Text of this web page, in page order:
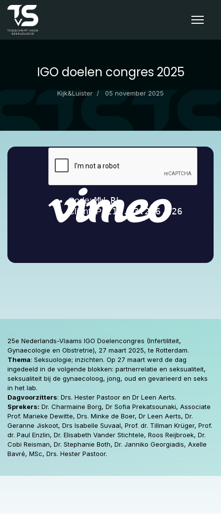
IGO doelen congres 2025
Kijk&Luister 05 november 2025
25e Nederlands-Vlaams IGO Doelencongres (Infertiliteit,
Gynaecologie en Obstretrie), 27 maart 2025, te Rotterdam.
Thema: Seksuologie; inzichten. Op 27 maart werd de dag
ingedeeld in de volgende blokken: partnerrelatie en seksualiteit,
seksualiteit bij de gynaecoloog, jong, oud en gevarieerd en seks
in het lab.
Dagvoorzitters: Drs. Hester Pastoor en Dr Leen Aerts.
Sprekers: Dr. Charmaine Borg, Dr Sofia Prekatsounaki, Associate
Prof. Marieke Dewitte, Drs. Minke de Boer, Dr Leen Aerts, Dr.
Geranne Jiskoot, Drs Isabelle Suvaal, Prof. dr. Tillman Krüger, Prof.
dr. Paul Enzlin, Dr. Elisabeth Vander Stichtele, Roos Reijbroek, Dr.
Cobi Reisman, Dr. Stephanie Both, Dr. Janniko Georgiadis, Axelle
Bavré, MSc, Drs. Hester Pastoor.